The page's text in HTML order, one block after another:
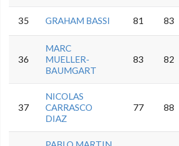
35 GRAHAM BASSI 81 83
36
MARC
MUELLER-
BAUMGART
83 82
37
NICOLAS
CARRASCO
DIAZ
77 88